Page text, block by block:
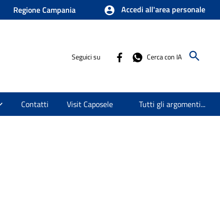
Regione Campania Accedi all'area personale
Seguici su Cerca con IA
Contatti Visit Caposele Tutti gli argomenti...